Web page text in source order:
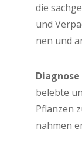
die
und
nen und
beleb­te
Pflan­zen
nah­men